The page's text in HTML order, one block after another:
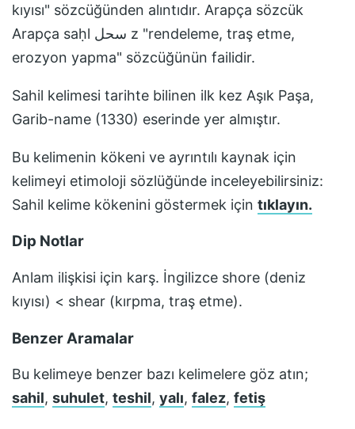
kıyısı" sözcüğünden alıntıdır. Arapça sözcük
Arapça saḥl سحل z "rendeleme, traş etme,
erozyon yapma" sözcüğünün failidir.
Sahil kelimesi tarihte bilinen ilk kez Aşık Paşa,
Garib-name (1330) eserinde yer almıştır.
Bu kelimenin kökeni ve ayrıntılı kaynak için
kelimeyi etimoloji sözlüğünde inceleyebilirsiniz:
Sahil kelime kökenini göstermek için tıklayın.
Dip Notlar
Anlam ilişkisi için karş. İngilizce shore (deniz
kıyısı) < shear (kırpma, traş etme).
Benzer Aramalar
Bu kelimeye benzer bazı kelimelere göz atın;
sahil, suhulet, teshil, yalı, falez, fetiş